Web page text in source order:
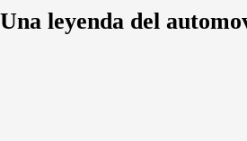
Una leyenda del